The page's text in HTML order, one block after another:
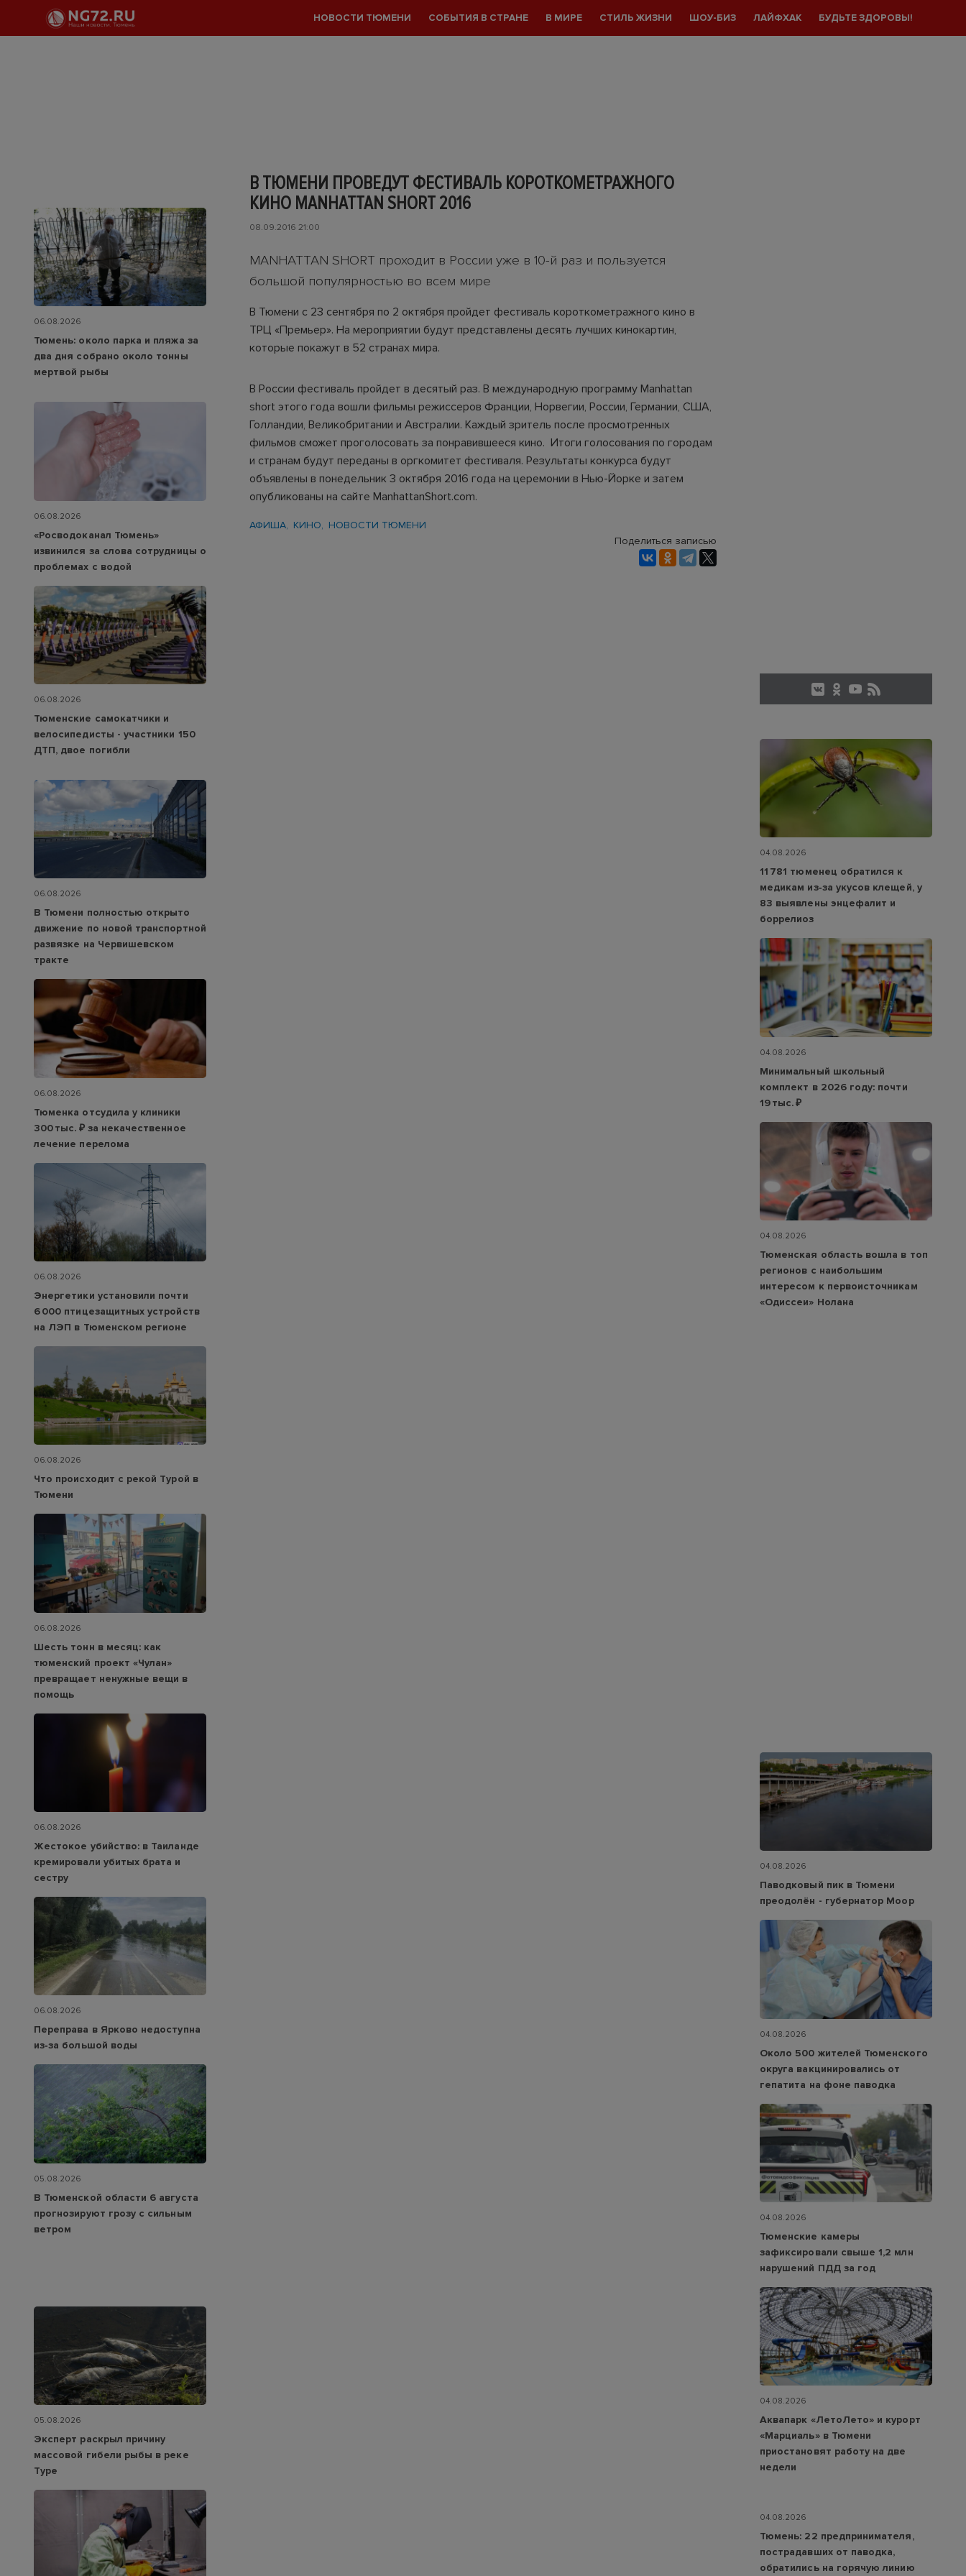
НОВОСТИ ТЮМЕНИ СОБЫТИЯ В СТРАНЕ В МИРЕ СТИЛЬ ЖИЗНИ ШОУ-БИЗ ЛАЙФХАК БУДЬТЕ ЗДОРОВЫ!
В ТЮМЕНИ ПРОВЕДУТ ФЕСТИВАЛЬ КОРОТКОМЕТРАЖНОГО
КИНО MANHATTAN SHORT 2016
08.09.2016 21:00
MANHATTAN SHORT проходит в России уже в 10-й раз и пользуется
большой популярностью во всем мире
В Тюмени с 23 сентября по 2 октября пройдет фестиваль короткометражного кино в
ТРЦ «Премьер». На мероприятии будут представлены десять лучших кинокартин,
которые покажут в 52 странах мира.
В России фестиваль пройдет в десятый раз. В международную программу Manhattan
short этого года вошли фильмы режиссеров Франции, Норвегии, России, Германии, США,
Голландии, Великобритании и Австралии. Каждый зритель после просмотренных
фильмов сможет проголосовать за понравившееся кино. Итоги голосования по городам
и странам будут переданы в оргкомитет фестиваля. Результаты конкурса будут
объявлены в понедельник 3 октября 2016 года на церемонии в Нью-Йорке и затем
опубликованы на сайте ManhattanShort.com.
АФИША КИНО
НОВОСТИ ТЮМЕНИ
Поделиться записью
06.08.2026
Тюмень: около парка и пляжа за
два дня собрано около тонны
мертвой рыбы
06.08.2026
«Росводоканал Тюмень»
извинился за слова сотрудницы о
проблемах с водой
06.08.2026
Тюменские самокатчики и
велосипедисты - участники 150
ДТП, двое погибли
06.08.2026
В Тюмени полностью открыто
движение по новой транспортной
развязке на Червишевском
тракте
06.08.2026
Тюменка отсудила у клиники
300 тыс. ₽ за некачественное
лечение перелома
06.08.2026
Энергетики установили почти
6 000 птицезащитных устройств
на ЛЭП в Тюменском регионе
06.08.2026
Что происходит с рекой Турой в
Тюмени
06.08.2026
Шесть тонн в месяц: как
тюменский проект «Чулан»
превращает ненужные вещи в
помощь
06.08.2026
Жестокое убийство: в Таиланде
кремировали убитых брата и
сестру
06.08.2026
Переправа в Ярково недоступна
из‑за большой воды
05.08.2026
В Тюменской области 6 августа
прогнозируют грозу с сильным
ветром
05.08.2026
Эксперт раскрыл причину
массовой гибели рыбы в реке
Туре
04.08.2026
11 781 тюменец обратился к
медикам из‑за укусов клещей, у
83 выявлены энцефалит и
боррелиоз
04.08.2026
Минимальный школьный
комплект в 2026 году: почти
19 тыс. ₽
04.08.2026
Тюменская область вошла в топ
регионов с наибольшим
интересом к первоисточникам
«Одиссеи» Нолана
04.08.2026
Паводковый пик в Тюмени
преодолён - губернатор Моор
04.08.2026
Около 500 жителей Тюменского
округа вакцинировались от
гепатита на фоне паводка
04.08.2026
Тюменские камеры
зафиксировали свыше 1,2 млн
нарушений ПДД за год
04.08.2026
Аквапарк «ЛетоЛето» и курорт
«Марциаль» в Тюмени
приостановят работу на две
недели
04.08.2026
Тюмень: 22 предпринимателя,
пострадавших от паводка,
обратились на горячую линию